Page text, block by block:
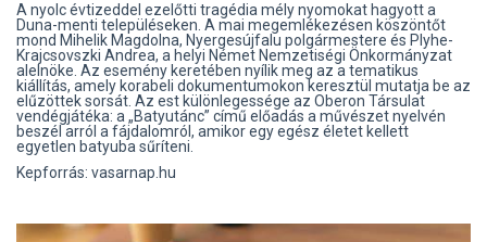
A nyolc évtizeddel ezelőtti tragédia mély nyomokat hagyott a
Duna-menti településeken. A mai megemlékezésen köszöntőt
mond Mihelik Magdolna, Nyergesújfalu polgármestere és Plyhe-
Krajcsovszki Andrea, a helyi Német Nemzetiségi Önkormányzat
alelnöke. Az esemény keretében nyílik meg az a tematikus
kiállítás, amely korabeli dokumentumokon keresztül mutatja be az
elűzöttek sorsát. Az est különlegessége az Oberon Társulat
vendégjátéka: a „Batyutánc” című előadás a művészet nyelvén
beszél arról a fájdalomról, amikor egy egész életet kellett
egyetlen batyuba sűríteni.
Kepforrás: vasarnap.hu